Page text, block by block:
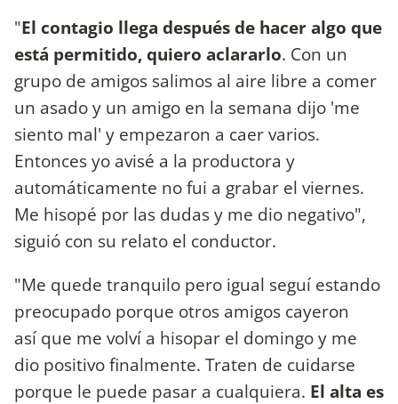
"El contagio llega después de hacer algo que
está permitido, quiero aclararlo. Con un
grupo de amigos salimos al aire libre a comer
un asado y un amigo en la semana dijo 'me
siento mal' y empezaron a caer varios.
Entonces yo avisé a la productora y
automáticamente no fui a grabar el viernes.
Me hisopé por las dudas y me dio negativo",
siguió con su relato el conductor.
"Me quede tranquilo pero igual seguí estando
preocupado porque otros amigos cayeron
así que me volví a hisopar el domingo y me
dio positivo finalmente. Traten de cuidarse
porque le puede pasar a cualquiera. El alta es